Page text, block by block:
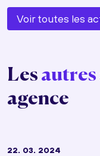
Voir toutes les
Les autres
agence
22. 03. 2024